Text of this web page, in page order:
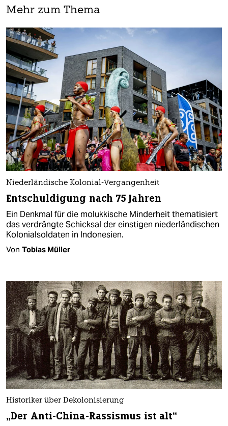
Mehr zum Thema
Niederländische Kolonial-Vergangenheit
Entschuldigung nach 75 Jahren
Ein Denkmal für die molukkische Minderheit thematisiert
das verdrängte Schicksal der einstigen niederländischen
Kolonialsoldaten in Indonesien.
Von Tobias Müller
Historiker über Dekolonisierung
„Der Anti-China-Rassismus ist alt“